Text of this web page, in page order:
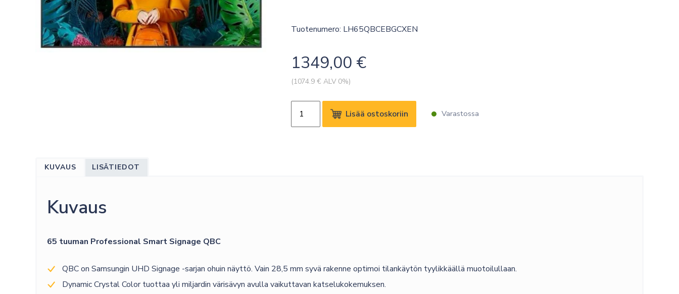
Tuotenumero: LH65QBCEBGCXEN
1349,00 €
(1074.9 € ALV 0%)
Varastossa
SAMSUNG
65"
Lisää ostoskoriin
KUVAUS LISÄTIEDOT
Kuvaus
65 tuuman Professional Smart Signage QBC
QBC on Samsungin UHD Signage -sarjan ohuin näyttö. Vain 28,5 mm syvä rakenne optimoi tilankäytön tyylikkäällä muotoilullaan.
Dynamic Crystal Color tuottaa yli miljardin värisävyn avulla vaikuttavan katselukokemuksen.